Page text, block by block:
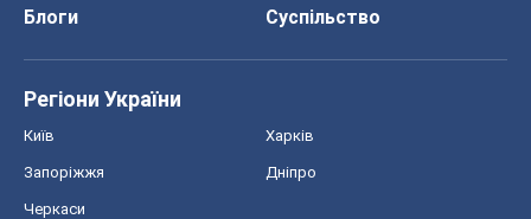
Блоги
Суспільство
Регіони України
Київ Харків
Запоріжжя Дніпро
Черкаси